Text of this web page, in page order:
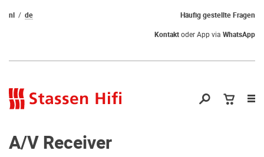
Häufig gestellte Fragen
nl
de
Kontaktoder App via WhatsApp
A/V Receiver